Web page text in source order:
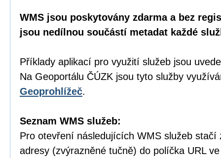
WMS jsou poskytovány zdarma a bez
jsou nedílnou součástí metadat každé
Příklady aplikací pro využití služeb jsou
Na Geoportálu ČÚZK jsou tyto služby
Geoprohlížeč.
Seznam WMS služeb:
Pro otevření následujících WMS služeb
adresy (zvýrazněné tučně) do políčka URL